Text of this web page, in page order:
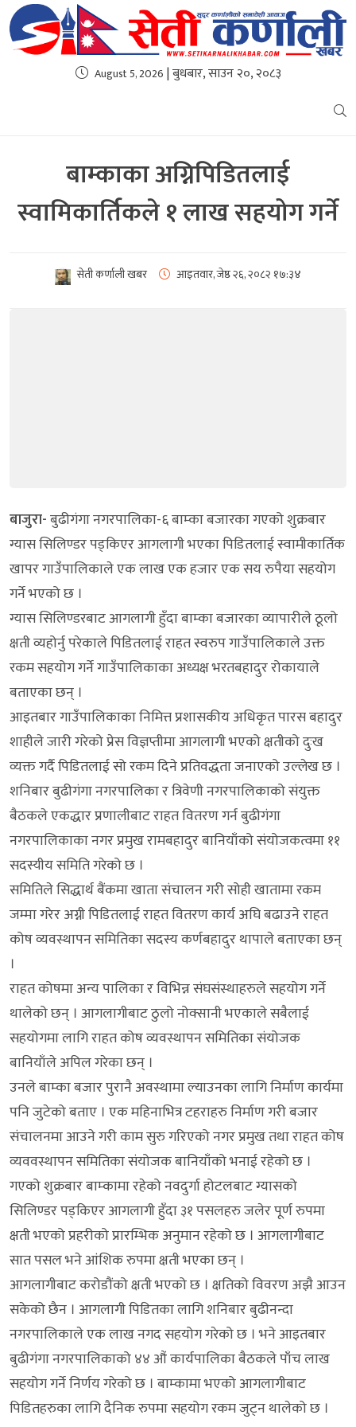
August 5, 2026 | बुधबार, साउन २०, २०८३
बाम्काका अग्निपिडितलाई
स्वामिकार्तिकले १ लाख सहयोग गर्ने
सेती कर्णाली खबर आइतवार, जेष्ठ २६, २०८२ १७:३४
बाजुरा-बुढीगंगा नगरपालिका-६ बाम्का बजारका गएको शुक्रबार
ग्यास सिलिण्डर पड्किएर आगलागी भएका पिडितलाई स्वामीकार्तिक
खापर गाउँपालिकाले एक लाख एक हजार एक सय रुपैया सहयोग
गर्ने भएको छ ।
ग्यास सिलिण्डरबाट आगलागी हुँदा बाम्का बजारका व्यापारीले ठूलो
क्षती व्यहोर्नु परेकाले पिडितलाई राहत स्वरुप गाउँपालिकाले उक्त
रकम सहयोग गर्ने गाउँपालिकाका अध्यक्ष भरतबहादुर रोकायाले
बताएका छन् ।
आइतबार गाउँपालिकाका निमित्त प्रशासकीय अधिकृत पारस बहादुर
शाहीले जारी गरेको प्रेस विज्ञप्तीमा आगलागी भएको क्षतीको दुःख
व्यक्त गर्दै पिडितलाई सो रकम दिने प्रतिवद्धता जनाएको उल्लेख छ ।
शनिबार बुढीगंगा नगरपालिका र त्रिवेणी नगरपालिकाको संयुक्त
बैठकले एकद्धार प्रणालीबाट राहत वितरण गर्न बुढीगंगा
नगरपालिकाका नगर प्रमुख रामबहादुर बानियाँको संयोजकत्वमा ११
सदस्यीय समिति गरेको छ ।
समितिले सिद्धार्थ बैंकमा खाता संचालन गरी सोही खातामा रकम
जम्मा गरेर अग्नी पिडितलाई राहत वितरण कार्य अघि बढाउने राहत
कोष व्यवस्थापन समितिका सदस्य कर्णबहादुर थापाले बताएका छन्
।
राहत कोषमा अन्य पालिका र विभिन्न संघसंस्थाहरुले सहयोग गर्ने
थालेको छन् । आगलागीबाट ठुलो नोक्सानी भएकाले सबैलाई
सहयोगमा लागि राहत कोष व्यवस्थापन समितिका संयोजक
बानियाँले अपिल गरेका छन् ।
उनले बाम्का बजार पुरानै अवस्थामा ल्याउनका लागि निर्माण कार्यमा
पनि जुटेको बताए । एक महिनाभित्र टहराहरु निर्माण गरी बजार
संचालनमा आउने गरी काम सुरु गरिएको नगर प्रमुख तथा राहत कोष
व्यववस्थापन समितिका संयोजक बानियाँको भनाई रहेको छ ।
गएको शुक्रबार बाम्कामा रहेको नवदुर्गा होटलबाट ग्यासको
सिलिण्डर पड्किएर आगलागी हुँदा ३१ पसलहरु जलेर पूर्ण रुपमा
क्षती भएको प्रहरीको प्रारम्भिक अनुमान रहेको छ । आगलागीबाट
सात पसल भने आंशिक रुपमा क्षती भएका छन् ।
आगलागीबाट करोडौंको क्षती भएको छ । क्षतिको विवरण अझै आउन
सकेको छैन । आगलागी पिडितका लागि शनिबार बुढीनन्दा
नगरपालिकाले एक लाख नगद सहयोग गरेको छ । भने आइतबार
बुढीगंगा नगरपालिकाको ४४ औं कार्यपालिका बैठकले पाँच लाख
सहयोग गर्ने निर्णय गरेको छ । बाम्कामा भएको आगलागीबाट
पिडितहरुका लागि दैनिक रुपमा सहयोग रकम जुट्न थालेको छ ।